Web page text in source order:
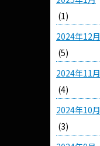
(1)
2024年12月
(5)
2024年11月
(4)
2024年10月
(3)